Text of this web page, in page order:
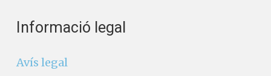
Informació legal
Avís legal